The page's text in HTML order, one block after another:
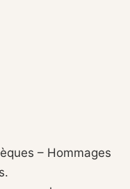
– Hommages